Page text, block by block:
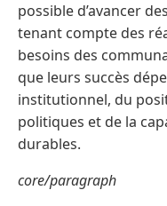
possible d’avancer
tenant compte des
besoins des
que leurs succès
institutionnel, du
politiques et de la
durables.
core/paragraph